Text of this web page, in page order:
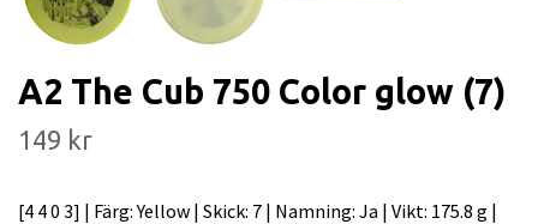
A2 The Cub 750 Color glow (7)
149 kr
[4 4 0 3] | Färg: Yellow | Skick: 7 | Namning: Ja | Vikt: 175.8 g |